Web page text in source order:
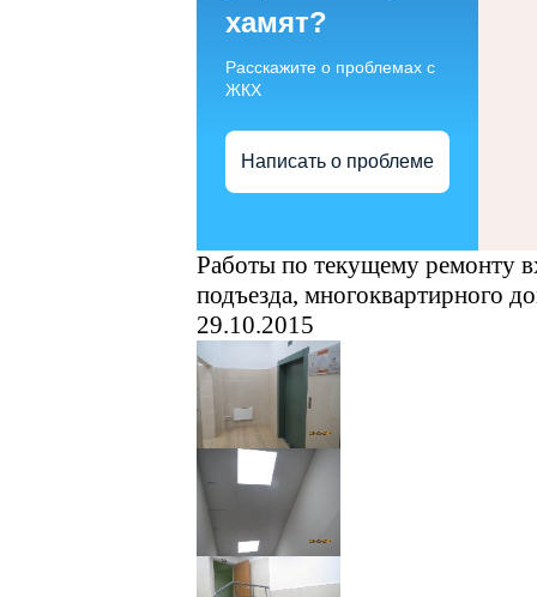
хамят?
Расскажите о проблемах с
ЖКХ
Написать о проблеме
Работы по текущему ремонту
подъезда, многоквартирного
29.10.2015